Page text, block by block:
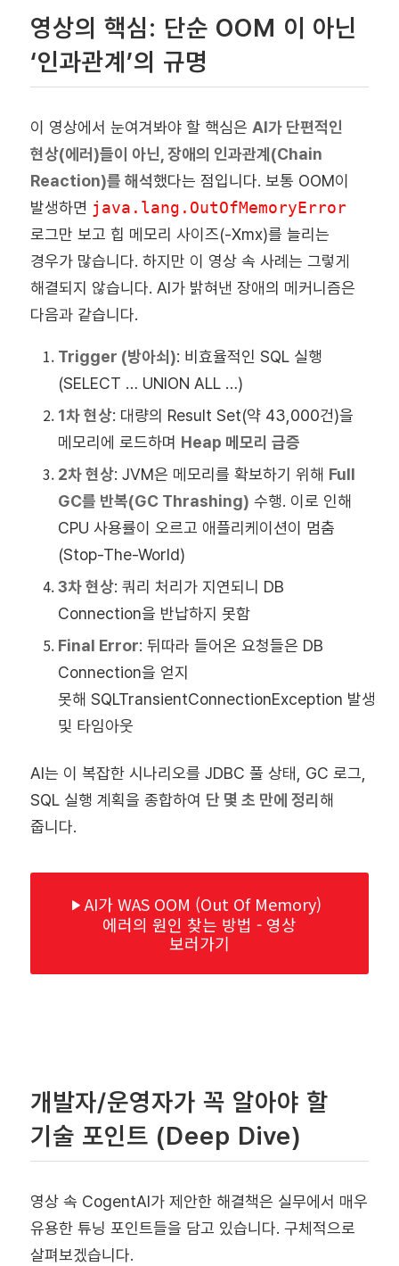
영상의 핵심: 단순 OOM 이 아닌
‘인과관계’의 규명
이 영상에서 눈여겨봐야 할 핵심은 AI가 단편적인
현상(에러)들이 아닌, 장애의 인과관계(Chain
Reaction)를 해석했다는 점입니다. 보통 OOM이
발생하면 java.lang.OutOfMemoryError
로그만 보고 힙 메모리 사이즈(-Xmx)를 늘리는
경우가 많습니다. 하지만 이 영상 속 사례는 그렇게
해결되지 않습니다. AI가 밝혀낸 장애의 메커니즘은
다음과 같습니다.
Trigger (방아쇠): 비효율적인 SQL 실행
(SELECT … UNION ALL …)
1차 현상: 대량의 Result Set(약 43,000건)을
메모리에 로드하며 Heap 메모리 급증
2차 현상: JVM은 메모리를 확보하기 위해 Full
GC를 반복(GC Thrashing) 수행. 이로 인해
CPU 사용률이 오르고 애플리케이션이 멈춤
(Stop-The-World)
3차 현상: 쿼리 처리가 지연되니 DB
Connection을 반납하지 못함
Final Error: 뒤따라 들어온 요청들은 DB
Connection을 얻지
못해 SQLTransientConnectionException 발생
및 타임아웃
AI는 이 복잡한 시나리오를 JDBC 풀 상태, GC 로그,
SQL 실행 계획을 종합하여 단 몇 초 만에 정리해
줍니다.
AI가 WAS OOM (Out Of Memory)
에러의 원인 찾는 방법 - 영상
보러가기
개발자/운영자가 꼭 알아야 할
기술 포인트 (Deep Dive)
영상 속 CogentAI가 제안한 해결책은 실무에서 매우
유용한 튜닝 포인트들을 담고 있습니다. 구체적으로
살펴보겠습니다.